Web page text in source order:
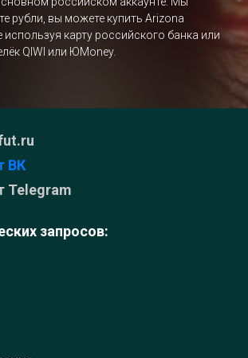
рубли, вы можете купить Arizona
карту российского банка или
QIWI или ЮMoney.
ВК
Telegram
запросов: